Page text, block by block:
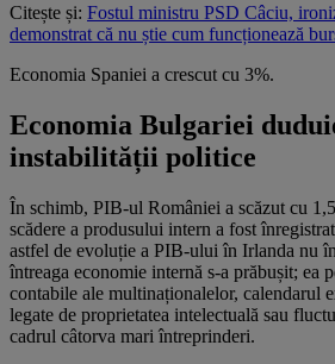
Citește și: Fostul ministru PSD Câciu,
demonstrat că nu știe cum funcționează
Economia Spaniei a crescut cu 3%.
Economia Bulgariei
instabilității politice
În schimb, PIB-ul României a scăzut cu
scădere a produsului intern a fost
astfel de evoluție a PIB-ului în Irlanda nu
întreaga economie internă s-a prăbușit; ea
contabile ale multinaționalelor, calendarul
legate de proprietatea intelectuală sau
cadrul câtorva mari întreprinderi.